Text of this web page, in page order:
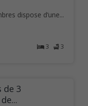
dispose d’une...
3 3
de 3